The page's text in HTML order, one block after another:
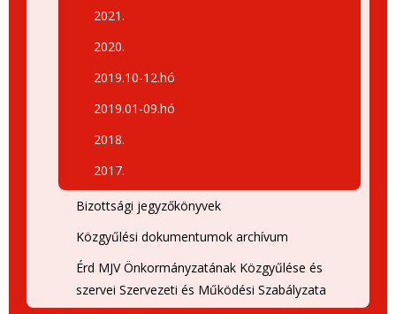
2021.
2020.
2019.10-12.hó
2019.01-09.hó
2018.
2017.
Bizottsági jegyzőkönyvek
Közgyűlési dokumentumok archívum
Érd MJV Önkormányzatának Közgyűlése és
szervei Szervezeti és Működési Szabályzata